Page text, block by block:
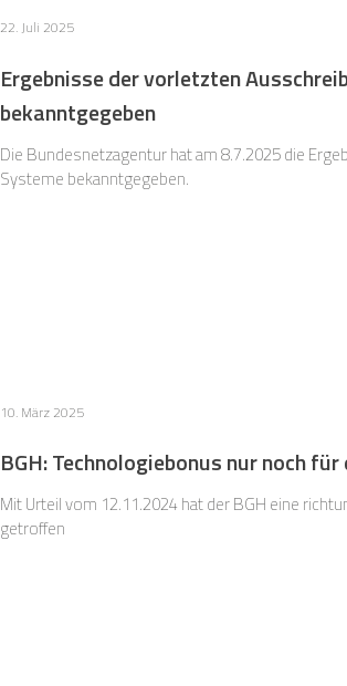
Ergebnisse der vorletzten
bekanntgegeben
Die Bundesnetzagentur hat am 8.7.2025 die
Systeme bekanntgegeben.
22. Juli 2025
BGH: Technologiebonus nur noch
Mit Urteil vom 12.11.2024 hat der BGH eine
getroffen
10. März 2025